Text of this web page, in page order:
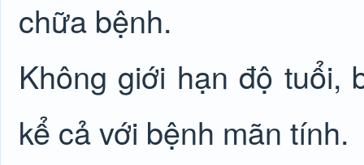
chữa bệnh.
Không giới hạn độ tuổi,
kể cả với bệnh mãn tính.